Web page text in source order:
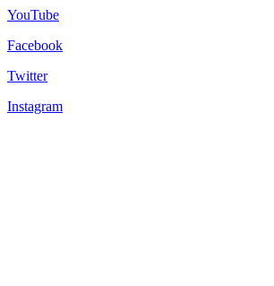
YouTube
Facebook
Twitter
Instagram